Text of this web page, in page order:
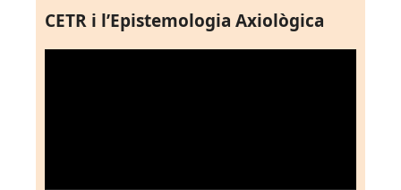
CETR i l’Epistemologia Axiològica